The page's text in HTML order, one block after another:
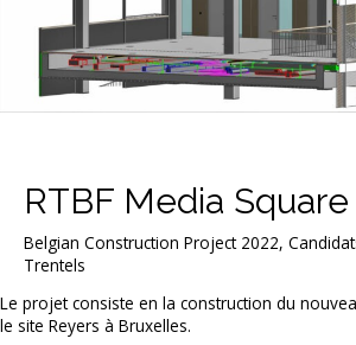
RTBF Media Square
Belgian Construction Project 2022,
Trentels
Le projet consiste en la construction du
le site Reyers à Bruxelles.